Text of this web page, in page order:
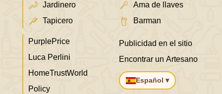
Jardinero
Tapicero
Ama de llaves
Barman
PurplePrice
Luca Perlini
HomeTrustWorld
Policy
Publicidad en el sitio
Encontrar un Artesano
Español ▾